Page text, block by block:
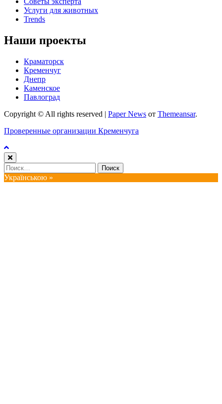
Услуги для животных
Trends
Наши проекты
Краматорск
Кременчуг
Днепр
Каменское
Павлоград
Copyright © All rights reserved | Paper News от Themeansar.
Проверенные организации Кременчуга
Найти:
Українською »